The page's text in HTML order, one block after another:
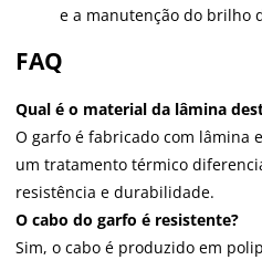
e a manutenção do brilho
FAQ
Qual é o material da lâmina
O garfo é fabricado com lâmina
um tratamento térmico
resistência e durabilidade.
O cabo do garfo é resistente?
Sim, o cabo é produzido em